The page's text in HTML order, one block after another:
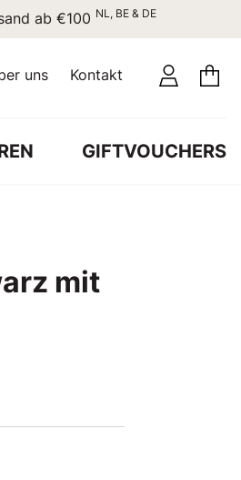
ab €100NL, BE & DE
uns Kontakt
GIFTVOUCHERS
mit